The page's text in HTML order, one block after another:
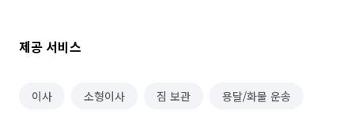
제공 서비스
이사 소형이사 짐 보관 용달/화물 운송